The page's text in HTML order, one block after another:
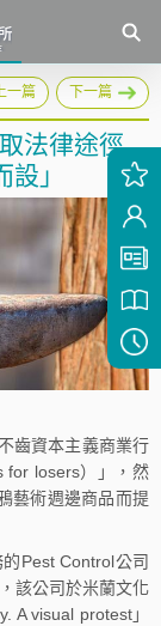
一篇 下一篇
法律途徑
」
齒資本主義商業行
for losers）」，然
藝術週邊商品而提
Pest Control公司
該公司於米蘭文化
A visual protest」